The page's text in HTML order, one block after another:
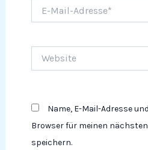
Mail-
Name, E-Mail-Adresse
Browser für meinen
speichern.